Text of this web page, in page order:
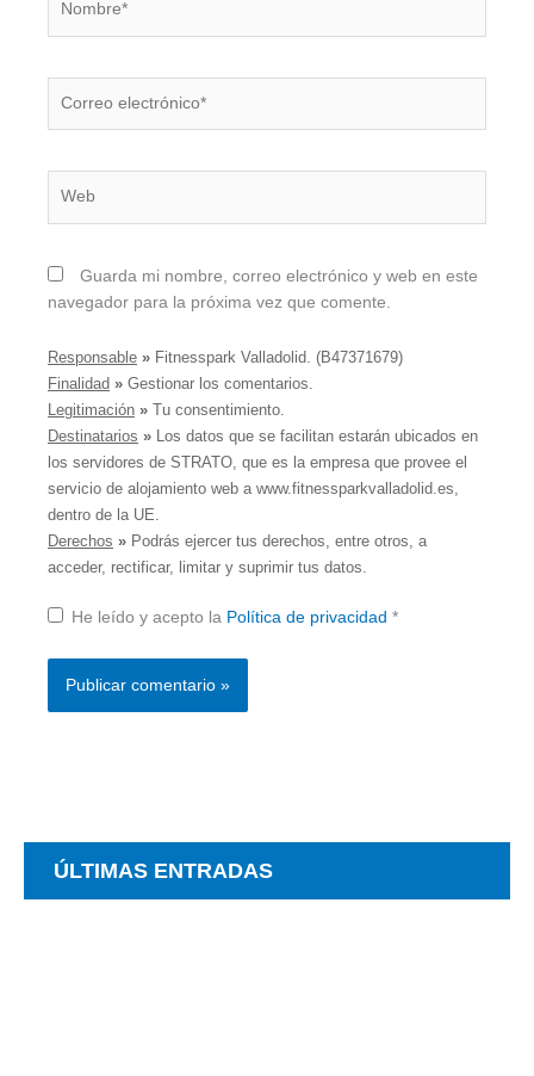
electrónico*
Guarda mi nombre, correo electrónico y web en este
navegador para la próxima vez que comente.
Responsable » Fitnesspark Valladolid. (B47371679)
Finalidad » Gestionar los comentarios.
Legitimación » Tu consentimiento.
Destinatarios » Los datos que se facilitan estarán ubicados en
los servidores de STRATO, que es la empresa que provee el
servicio de alojamiento web a www.fitnessparkvalladolid.es,
dentro de la UE.
Derechos » Podrás ejercer tus derechos, entre otros, a
acceder, rectificar, limitar y suprimir tus datos.
He leído y acepto la Política de privacidad *
ÚLTIMAS ENTRADAS